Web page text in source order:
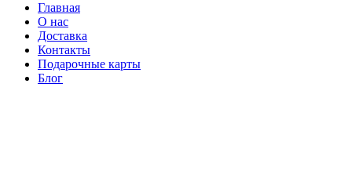
Главная
О нас
Доставка
Контакты
Подарочные карты
Блог